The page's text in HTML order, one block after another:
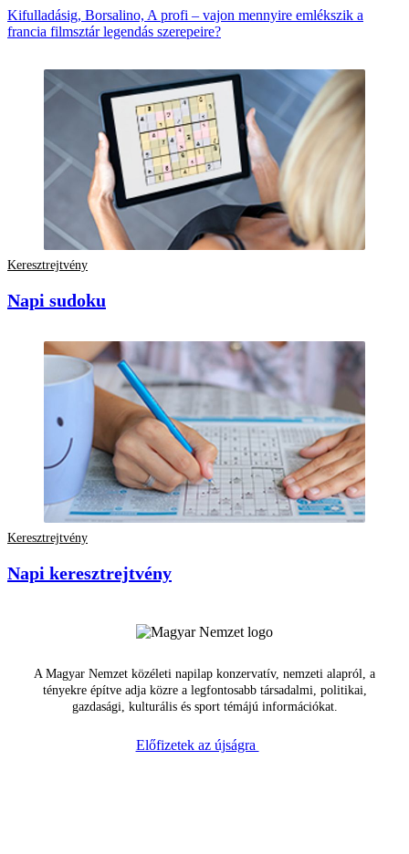
Kifulladásig, Borsalino, A profi – vajon mennyire emlékszik a
francia filmsztár legendás szerepeire?
Keresztrejtvény
Napi sudoku
Keresztrejtvény
Napi keresztrejtvény
A Magyar Nemzet közéleti napilap konzervatív, nemzeti alapról, a
tényekre építve adja közre a legfontosabb társadalmi, politikai,
gazdasági, kulturális és sport témájú információkat.
Előfizetek az újságra